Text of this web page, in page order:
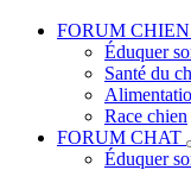
FORUM CHIEN
Éduquer
Santé du
Race chien
FORUM CHAT
Éduquer